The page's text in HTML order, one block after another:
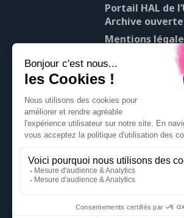
Portail HAL de
Archive
Mentions
À propos de
Contact